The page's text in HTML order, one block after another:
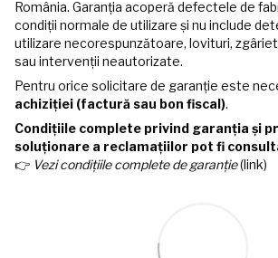
România. Garanția acoperă defectele de
condiții normale de utilizare și nu include
utilizare necorespunzătoare, lovituri,
sau intervenții neautorizate.
Pentru orice solicitare de garanție este
achiziției (factură sau bon fiscal).
Condițiile complete privind garanția și
soluționare a reclamațiilor pot fi
👉 Vezi condițiile complete de garanție(link)